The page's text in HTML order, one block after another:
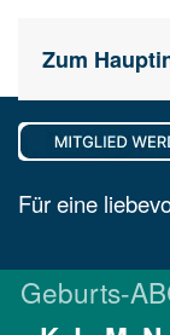
Zum
Für eine
Geburts-